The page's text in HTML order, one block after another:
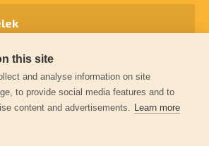
védelme
this site
and analyse information on site
to provide social media features and to
content and advertisements. Learn more